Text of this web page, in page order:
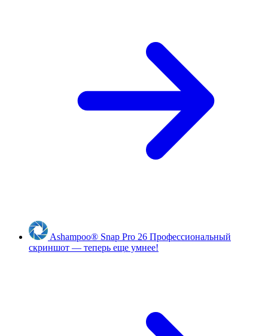
Ashampoo® Snap Pro 26 Профессиональный
скриншот — теперь еще умнее!